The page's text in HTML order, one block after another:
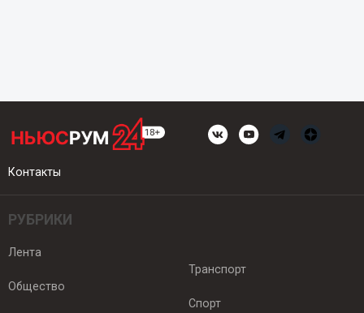
Контакты
РУБРИКИ
Лента
Общество
Транспорт
Спорт